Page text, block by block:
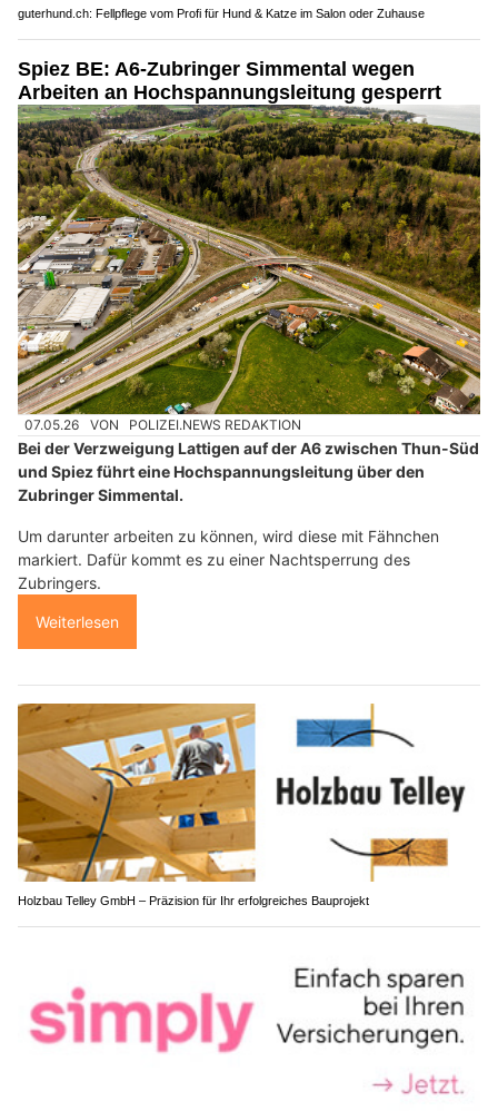
guterhund.ch: Fellpflege vom Profi für Hund & Katze im Salon oder Zuhause
Spiez BE: A6-Zubringer Simmental wegen
Arbeiten an Hochspannungsleitung gesperrt
07.05.26 VON POLIZEI.NEWS REDAKTION
Bei der Verzweigung Lattigen auf der A6 zwischen Thun-Süd
und Spiez führt eine Hochspannungsleitung über den
Zubringer Simmental.
Um darunter arbeiten zu können, wird diese mit Fähnchen
markiert. Dafür kommt es zu einer Nachtsperrung des
Zubringers.
Weiterlesen
Holzbau Telley GmbH – Präzision für Ihr erfolgreiches Bauprojekt